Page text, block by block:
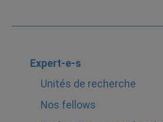
Expert-e-s
Unités de recherche
Nos fellows